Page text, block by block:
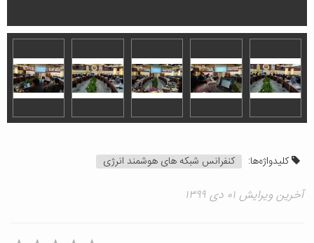
کلیدواژه‌ها: کنفرانس شبکه های هوشمند انرژی
آخرین ویرایش ۰۱ دی ۱۳۹۹